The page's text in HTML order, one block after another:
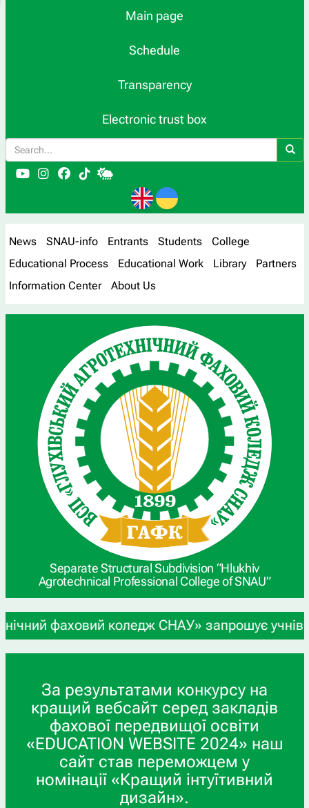
Main page
Schedule
Transparency
Electronic trust box
News SNAU-info Entrants Students
College
Educational Process
Educational Work Library
Partners
Information Center
About Us
Separate Structural Subdivision “Hlukhiv
Agrotechnical Professional College of SNAU”
коледж СНАУ» запрошує учнів 9-х та 11-
За результатами конкурсу на
кращий вебсайт серед закладів
фахової передвищої освіти
«EDUCATION WEBSITE 2024» наш
сайт став переможцем у
номінації «Кращий інтуїтивний
дизайн».